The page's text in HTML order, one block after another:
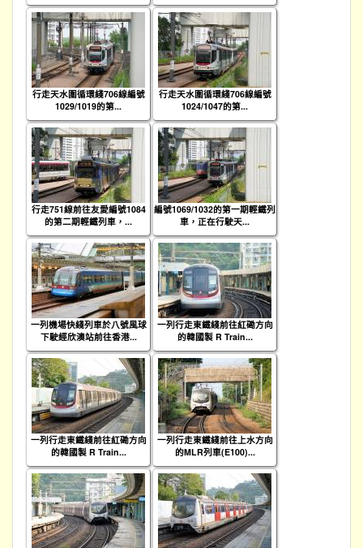
行走天水圍循環綫706線編號
1029/1019的第...
行走天水圍循環綫706線編號
1024/1047的第...
行走751線前往友愛編號1084
的第二期輕鐵列車，...
編號1069/1032的第一期輕鐵列
車，正在行駛天...
一列機場快綫列車於八號風球
下駛經欣澳站前往香港...
一列行走東鐵綫前往紅磡方向
的韓國製 R Train...
一列行走東鐵綫前往紅磡方向
的韓國製 R Train...
一列行走東鐵綫前往上水方向
的MLR列車(E100)...